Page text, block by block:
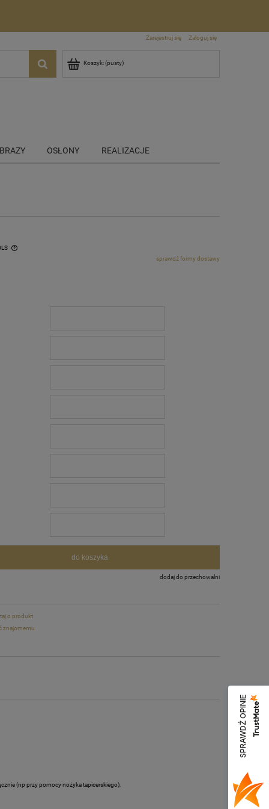
Zarejestruj się Zaloguj się
Koszyk:(pusty)
OSŁONY REALIZACJE
sprawdź formy dostawy
do koszyka
dodaj do przechowalni
o produkt
znajomemu
(np przy pomocy nożyka tapicerskiego),
SPRAWDŹ OPINIE